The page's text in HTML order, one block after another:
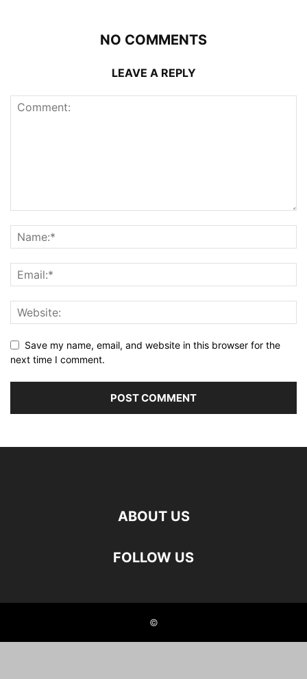
NO COMMENTS
LEAVE A REPLY
Save my name, email, and website in this browser for the
next time I comment.
ABOUT US
FOLLOW US
©